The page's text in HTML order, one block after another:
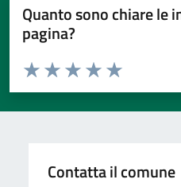
Quanto sono chiare le
pagina?
Valuta da 1 a 5 stelle la pagina
Valuta 5
Valuta 4 stelle su
Valuta 3 stelle su 5
Valuta 2 stelle su 5
Valuta 1 stelle su 5
Contatta il comune